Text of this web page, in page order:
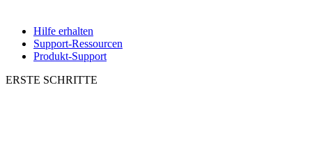
Hilfe erhalten
Support-Ressourcen
Produkt-Support
ERSTE SCHRITTE